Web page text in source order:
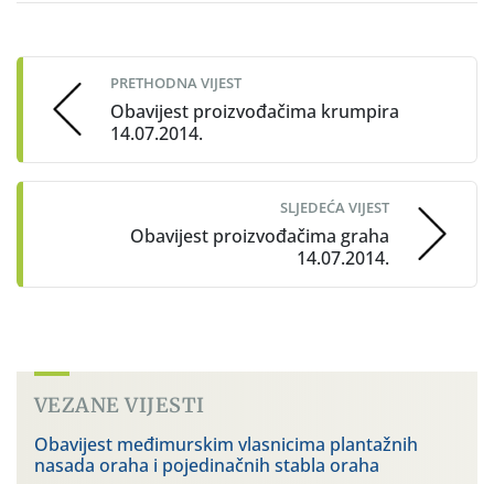
navigation
PRETHODNA VIJEST
Obavijest proizvođačima krumpira
14.07.2014.
SLJEDEĆA VIJEST
Obavijest proizvođačima graha
14.07.2014.
VEZANE VIJESTI
Obavijest međimurskim vlasnicima plantažnih
nasada oraha i pojedinačnih stabla oraha